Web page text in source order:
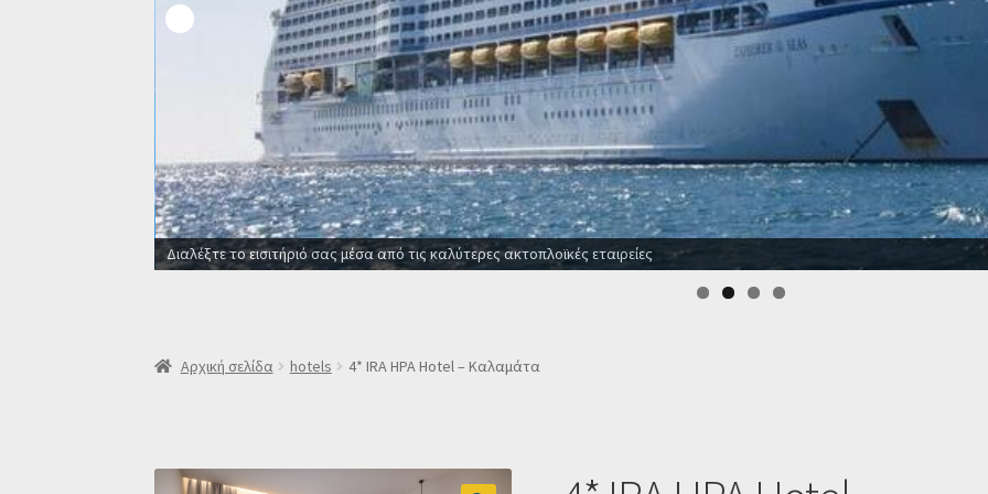
Οι καλύτερες προσφορές σε ξενοδοχεία για όλο το χρόνο
Αρχική σελίδα hotels 4* IRA HPA Hotel – Καλαμάτα